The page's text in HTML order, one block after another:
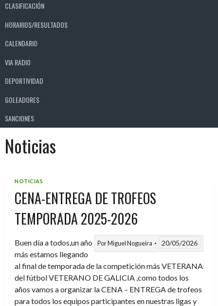
CLASIFICACIÓN
HORARIOS/RESULTADOS
CALENDARIO
VIA RADIO
DEPORTIVIDAD
GOLEADORES
SANCIONES
Noticias
NOTICIAS
CENA-ENTREGA DE TROFEOS
TEMPORADA 2025-2026
PorMiguel Nogueira 20/05/2026
Buen día a todos,un año
más estamos llegando
al final de temporada de la competición más VETERANA
del fútbol VETERANO DE GALICIA ,como todos los
años vamos a organizar la CENA – ENTREGA de trofeos
para todos los equipos participantes en nuestras ligas y